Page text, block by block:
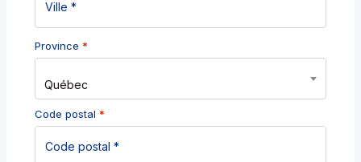
Province *
Québec
Code postal *